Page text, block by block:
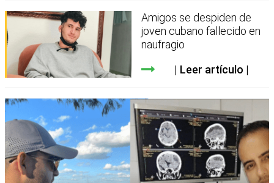
Amigos se despiden de
joven cubano fallecido en
naufragio
Leer artículo